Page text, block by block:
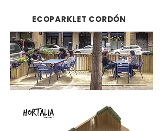
ECOPARKLET CORDÓN